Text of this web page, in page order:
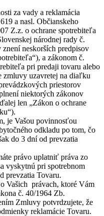
za vady a reklamácia
a nasl. Občianskeho
Z.z. o ochrane spotrebiteľa
národnej rady č.
neskorších predpisov
a zákonom č.
pri predaji tovaru alebo
zmluvy uzavretej na diaľku
priestorov
niektorých zákonov
len „Zákon o ochrane
je Vašou povinnosťou
odkladu po tom, čo
do 3 dní od prevzatia
právo uplatniť práva zo
vyskytnú pri spotrebnom
prevzatia Tovaru.
Vašich právach, ktoré Vám
č. 40/1964 Zb.
Zmluvy potvrdzujete, že
reklamácie Tovaru.